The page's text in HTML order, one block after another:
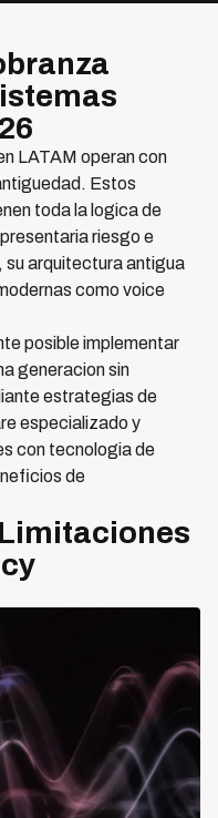
LATAM operan con
Estos
toda la logica de
riesgo e
su arquitectura antigua
como voice
posible implementar
generacion sin
estrategias de
especializado y
con tecnologia de
de